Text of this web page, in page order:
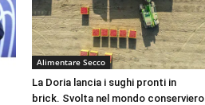
Alimentare Secco
La Doria lancia i sughi pronti in
brick. Svolta nel mondo conserviero